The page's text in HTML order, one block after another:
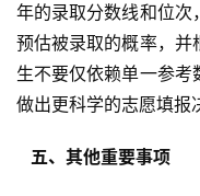
年的录取分数线和位次
预估被录取的概率，并
生不要仅依赖单一参考
做出更科学的志愿填报
  五、其他重要事项